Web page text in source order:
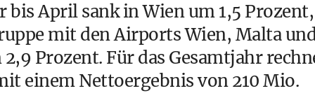
bis April sank in Wien um 1,5 Prozent,
mit den Airports Wien, Malta
Prozent. Für das Gesamtjahr
einem Nettoergebnis von 210 Mio.